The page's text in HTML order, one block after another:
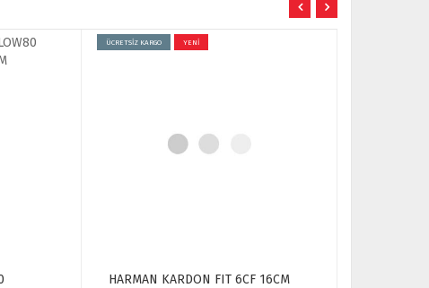
ÜCRETSİZ KARGO YENİ
HARMAN KARDON FIT 6CF 16CM